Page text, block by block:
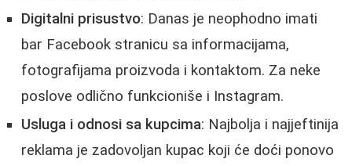
Digitalni prisustvo: Danas je neophodno imati
bar Facebook stranicu sa informacijama,
fotografijama proizvoda i kontaktom. Za neke
poslove odlično funkcioniše i Instagram.
Usluga i odnosi sa kupcima: Najbolja i najjeftinija
reklama je zadovoljan kupac koji će doći ponovo